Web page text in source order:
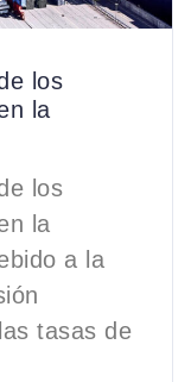
los
la
los
la
a la
tasas de